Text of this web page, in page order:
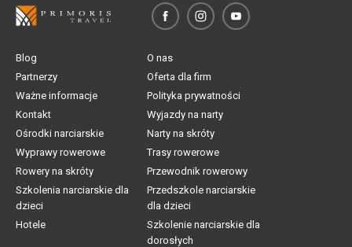
Blog
O nas
Partnerzy
Oferta dla firm
Ważne informacje
Polityka prywatności
Kontakt
Wyjazdy na narty
Ośrodki narciarskie
Narty na skróty
Wyprawy rowerowe
Trasy rowerowe
Rowery na skróty
Przewodnik rowerowy
Szkolenia narciarskie dla
dzieci
Przedszkole narciarskie
dla dzieci
Hotele
Szkolenie narciarskie dla
dorosłych